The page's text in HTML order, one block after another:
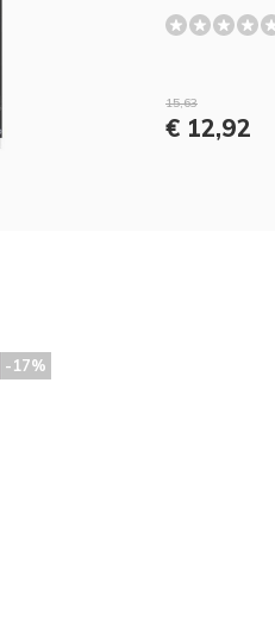
15,63
€ 12,92
-17%